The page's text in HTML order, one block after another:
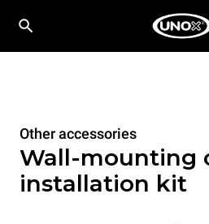
Other accessories
Wall-mounting
installation kit